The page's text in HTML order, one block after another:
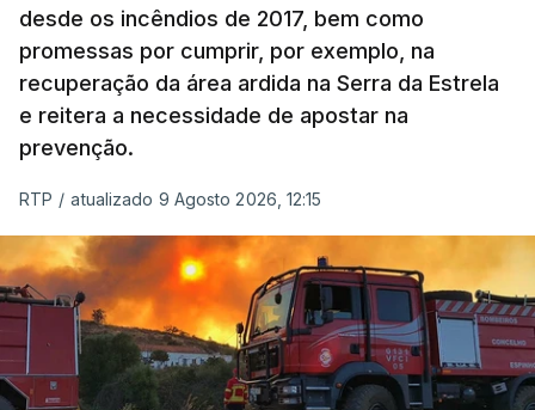
desde os incêndios de 2017, bem como
promessas por cumprir, por exemplo, na
recuperação da área ardida na Serra da Estrela
e reitera a necessidade de apostar na
prevenção.
RTP / atualizado 9 Agosto 2026, 12:15